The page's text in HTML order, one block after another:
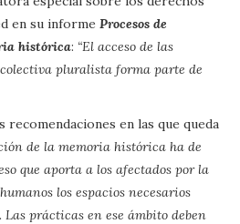
en su informeProcesos de
histórica: “El acceso de las
pluralista forma parte de
recomendaciones en las que queda
de la memoria histórica ha de
que aporta a los afectados por la
los espacios necesarios
prácticas en ese ámbito deben